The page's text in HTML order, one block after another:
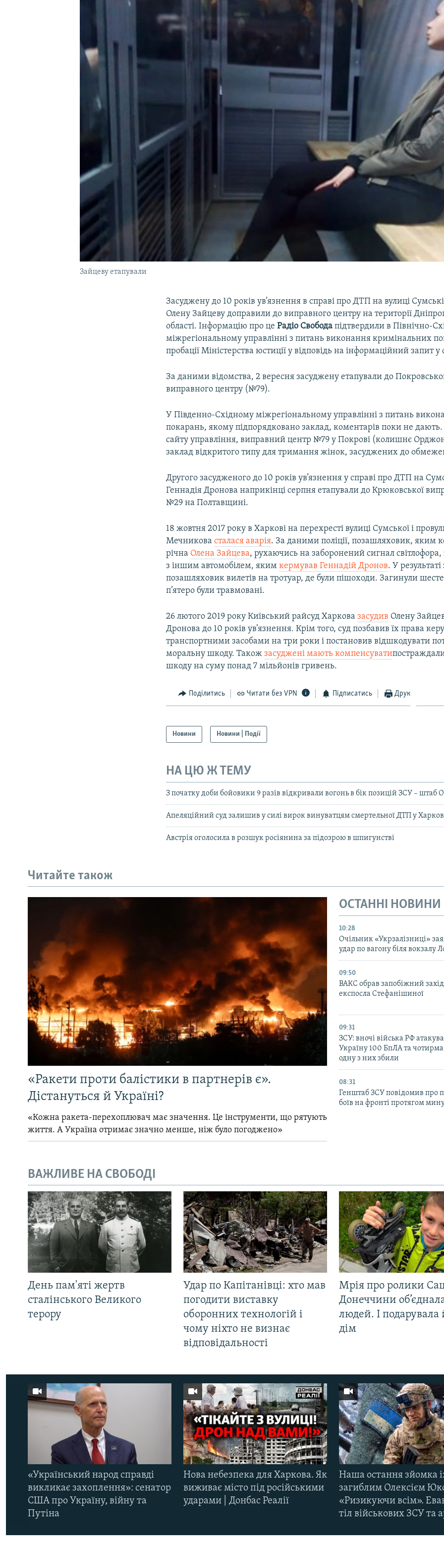
Зайцеву етапували
Засуджену до 10 років ув’язнення в справі про ДТП на вулиці
Олену Зайцеву доправили до виправного центру на території
області. Інформацію про цеРадіо Свобода підтвердили в Північно-
міжрегіональному управлінні з питань виконання кримінальних
пробації Міністерства юстиції у відповідь на інформаційний запит у
За даними відомства, 2 вересня засуджену етапували до
виправного центру (№79).
У Південно-Східному міжрегіональному управлінні з питань
покарань, якому підпорядковано заклад, коментарів поки не
сайту управління, виправний центр №79 у Покрові (колишнє
заклад відкритого типу для тримання жінок, засуджених до
Другого засудженого до 10 років ув’язнення у справі про ДТП на
Геннадія Дронова наприкінці серпня етапували до Крюковської
№29 на Полтавщині.
18 жовтня 2017 року в Харкові на перехресті вулиці Сумської і
Мечниковасталася аварія. За даними поліції, позашляховик, яким
річна Олена Зайцева, рухаючись на заборонений сигнал світлофора,
з іншим автомобілем, якимкермував Геннадій Дронов. У
позашляховик вилетів на тротуар, де були пішоходи. Загинули
п’ятеро були травмовані.
26 лютого 2019 року Київський райсуд Харковазасудив Олену
Дронова до 10 років ув’язнення. Крім того, суд позбавив їх права
транспортними засобами на три роки і постановив відшкодувати
моральну шкоду. Такожзасуджені мають компенсувати
шкоду на суму понад 7 мільйонів гривень.
Поділитись Читати без VPN Підписатись Друк
Новини Новини | Події
НА ЦЮ Ж ТЕМУ
З початку доби бойовики 9 разів відкривали вогонь в бік позицій ЗСУ – штаб
Апеляційний суд залишив у силі вирок винуватцям смертельної ДТП у
Австрія оголосила в розшук росіянина за підозрою в шпигунстві
Читайте також
«Ракети проти балістики в партнерів є».
Дістануться й Україні?
«Кожна ракета-перехоплювач має значення. Це інструменти, що рятують
життя. А Україна отримає значно менше, ніж було погоджено»
ОСТАННІ НОВИНИ
10:28
Очільник «Укрзалізниці»
удар по вагону біля вокзалу
09:50
ВАКС обрав запобіжний
експосла Стефанішиної
09:31
ЗСУ: вночі війська РФ
Україну 100 БпЛА та
одну з них збили
08:31
Генштаб ЗСУ повідомив про
боїв на фронті протягом
ВАЖЛИВЕ НА СВОБОДІ
День пам'яті жертв
сталінського Великого
терору
Удар по Капітанівці: хто мав
погодити виставку
оборонних технологій і
чому ніхто не визнає
відповідальності
Мрія про ролики
Донеччини
людей. І подарувала
дім
«Український народ справді
викликає захоплення»: сенатор
США про Україну, війну та
Путіна
Нова небезпека для Харкова. Як
виживає місто під російськими
ударами | Донбас Реалії
Наша остання зйомка
загиблим Олексієм
«Ризикуючи всім».
тіл військових ЗСУ та